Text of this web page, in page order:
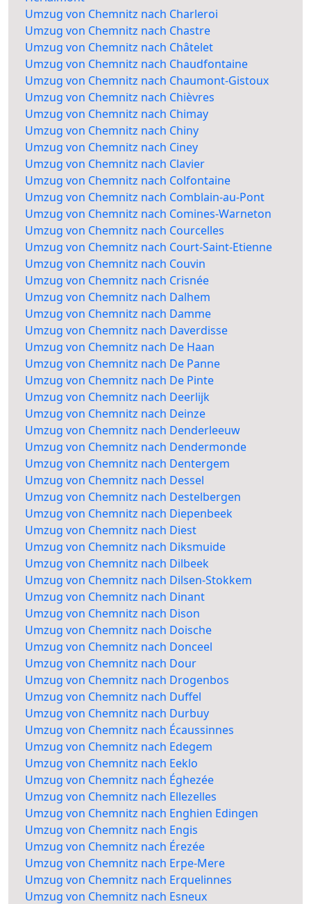
Umzug von Chemnitz nach Charleroi
Umzug von Chemnitz nach Chastre
Umzug von Chemnitz nach Châtelet
Umzug von Chemnitz nach Chaudfontaine
Umzug von Chemnitz nach Chaumont-Gistoux
Umzug von Chemnitz nach Chièvres
Umzug von Chemnitz nach Chimay
Umzug von Chemnitz nach Chiny
Umzug von Chemnitz nach Ciney
Umzug von Chemnitz nach Clavier
Umzug von Chemnitz nach Colfontaine
Umzug von Chemnitz nach Comblain-au-Pont
Umzug von Chemnitz nach Comines-Warneton
Umzug von Chemnitz nach Courcelles
Umzug von Chemnitz nach Court-Saint-Etienne
Umzug von Chemnitz nach Couvin
Umzug von Chemnitz nach Crisnée
Umzug von Chemnitz nach Dalhem
Umzug von Chemnitz nach Damme
Umzug von Chemnitz nach Daverdisse
Umzug von Chemnitz nach De Haan
Umzug von Chemnitz nach De Panne
Umzug von Chemnitz nach De Pinte
Umzug von Chemnitz nach Deerlijk
Umzug von Chemnitz nach Deinze
Umzug von Chemnitz nach Denderleeuw
Umzug von Chemnitz nach Dendermonde
Umzug von Chemnitz nach Dentergem
Umzug von Chemnitz nach Dessel
Umzug von Chemnitz nach Destelbergen
Umzug von Chemnitz nach Diepenbeek
Umzug von Chemnitz nach Diest
Umzug von Chemnitz nach Diksmuide
Umzug von Chemnitz nach Dilbeek
Umzug von Chemnitz nach Dilsen-Stokkem
Umzug von Chemnitz nach Dinant
Umzug von Chemnitz nach Dison
Umzug von Chemnitz nach Doische
Umzug von Chemnitz nach Donceel
Umzug von Chemnitz nach Dour
Umzug von Chemnitz nach Drogenbos
Umzug von Chemnitz nach Duffel
Umzug von Chemnitz nach Durbuy
Umzug von Chemnitz nach Écaussinnes
Umzug von Chemnitz nach Edegem
Umzug von Chemnitz nach Eeklo
Umzug von Chemnitz nach Éghezée
Umzug von Chemnitz nach Ellezelles
Umzug von Chemnitz nach Enghien Edingen
Umzug von Chemnitz nach Engis
Umzug von Chemnitz nach Érezée
Umzug von Chemnitz nach Erpe-Mere
Umzug von Chemnitz nach Erquelinnes
Umzug von Chemnitz nach Esneux